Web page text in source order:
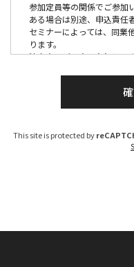
参加定員等の関係でご参加
ある場合は別途、申込責任
セミナーによっては、同業
ります。
法人会員ご入会の有無につ
【参加証・請求書の
請求書は、各セミナー、大
ら、PDFでお届けいたしま
This site is protected by